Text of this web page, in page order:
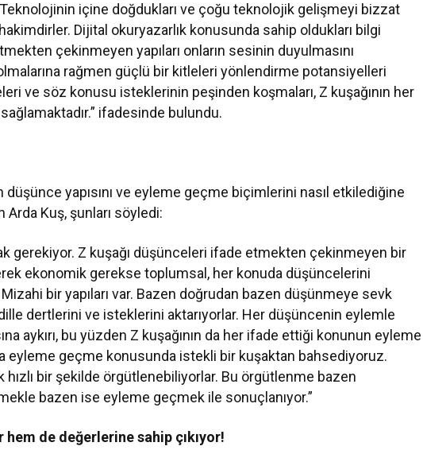
içine doğdukları ve çoğu teknolojik gelişmeyi bizzat
Dijital okuryazarlık konusunda sahip oldukları bilgi
çekinmeyen yapıları onların sesinin duyulmasını
rağmen güçlü bir kitleleri yönlendirme potansiyelleri
ve söz konusu isteklerinin peşinden koşmaları, Z kuşağının her
ifadesinde bulundu.
düşünce yapısını ve eyleme geçme biçimlerini nasıl etkilediğine
Arda Kuş, şunları söyledi:
gerekiyor. Z kuşağı düşünceleri ifade etmekten çekinmeyen bir
ekonomik gerekse toplumsal, her konuda düşüncelerini
bir yapıları var. Bazen doğrudan bazen düşünmeye sevk
dertlerini ve isteklerini aktarıyorlar. Her düşüncenin eylemle
aykırı, bu yüzden Z kuşağının da her ifade ettiği konunun eyleme
eyleme geçme konusunda istekli bir kuşaktan bahsediyoruz.
hızlı bir şekilde örgütlenebiliyorlar. Bu örgütlenme bazen
bazen ise eyleme geçmek ile sonuçlanıyor.”
de değerlerine sahip çıkıyor!